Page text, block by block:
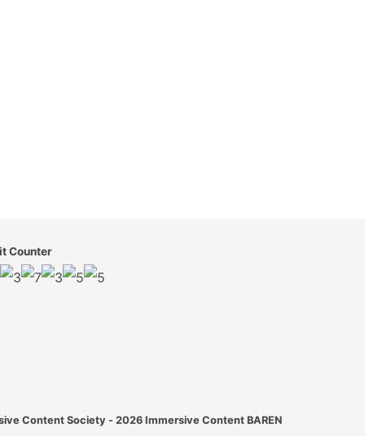
Counter
Content Society - 2026 Immersive Content BAREN